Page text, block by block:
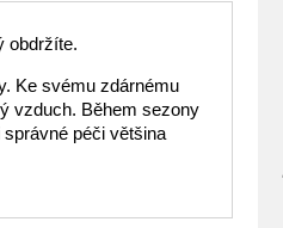
obdržíte.
Ke svému zdárnému
vzduch. Během sezony
péči většina